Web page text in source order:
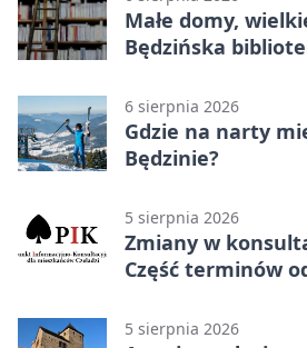
Małe domy,
Będzińska
6 sierpnia 2026
Gdzie na narty
Będzinie?
5 sierpnia 2026
Zmiany w
Część terminów
5 sierpnia 2026